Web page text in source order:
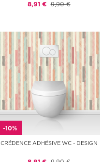
8,91 € 9,90 €
-10%
CRÉDENCE ADHÉSIVE WC - DESIGN